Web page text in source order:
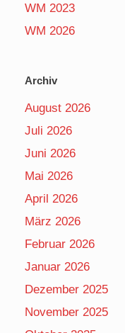
WM 2023
WM 2026
Archiv
August 2026
Juli 2026
Juni 2026
Mai 2026
April 2026
März 2026
Februar 2026
Januar 2026
Dezember 2025
November 2025